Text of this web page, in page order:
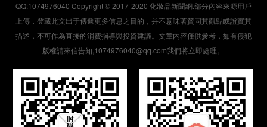
QQ:1074976040 Copyright © 2017-2020 化妝品新聞網.部分內容來源用戶
上傳，登載此文出于傳遞更多信息之目的，并不意味著贊同其觀點或證實其
描述，不可作為直接的消費指導與投資建議。文章內容僅供參考，如有侵犯
版權請來信告知,1074976040@qq.com我們將立即處理。